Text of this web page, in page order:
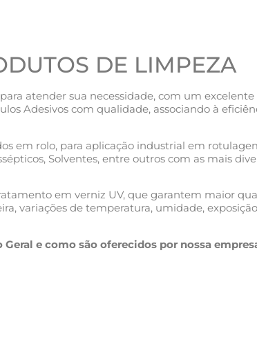
DE LIMPEZA
atender sua necessidade, com um
Adesivos com qualidade, associando à
em rolo, para aplicação industrial em
Solventes, entre outros com as mais
em verniz UV, que garantem maior
variações de temperatura, umidade,
e como são oferecidos por nossa